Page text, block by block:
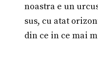
noastra e un
sus, cu atat
din ce in ce mai